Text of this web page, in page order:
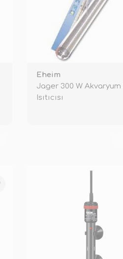
Eheim
Jager 300 W Akvaryum
Isıtıcısı